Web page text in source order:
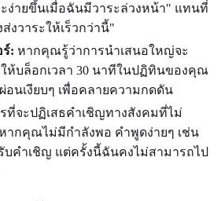
ง่ายขึ้นเมื่อฉันมีวาระล่วงหน้า" แทนที่
งวาระให้เร็วกว่านี้"
ร์: หากคุณรู้ว่าการนำเสนอใหญ่จะ
ห้บล็อกเวลา 30 นาทีในปฏิทินของคุณ
อนเงียบๆ เพื่อคลายความกดดัน
ที่จะปฏิเสธคำเชิญทางสังคมที่ไม่
ากคุณไม่มีกำลังพอ คำพูดง่ายๆ เช่น
คำเชิญ แต่ครั้งนี้ฉันคงไม่สามารถไป